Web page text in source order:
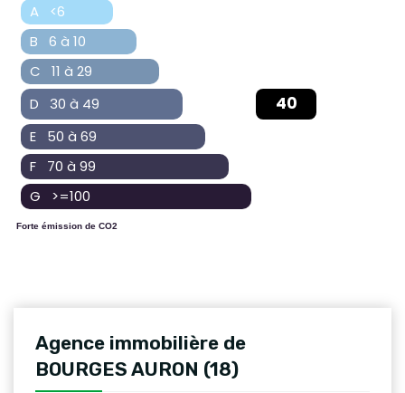
A <6
B 6 à 10
C 11 à 29
D 30 à 49
40
E 50 à 69
F 70 à 99
G >=100
Forte émission de CO2
Agence immobilière de
BOURGES AURON (18)